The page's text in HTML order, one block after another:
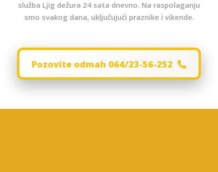
služba Ljig dežura 24 sata dnevno. Na raspolaganju
smo svakog dana, uključujući praznike i vikende.
Pozovite odmah 064/23-56-252